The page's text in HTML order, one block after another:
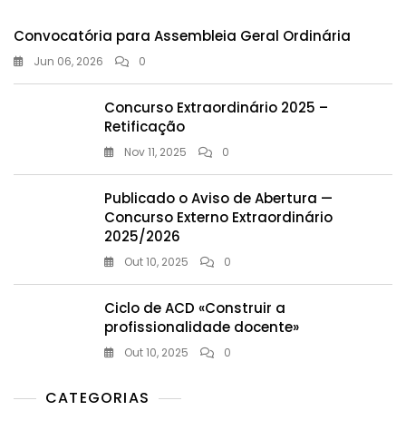
Convocatória para Assembleia Geral Ordinária
Jun 06, 2026 0
Concurso Extraordinário 2025 –
Retificação
Nov 11, 2025 0
Publicado o Aviso de Abertura —
Concurso Externo Extraordinário
2025/2026
Out 10, 2025 0
Ciclo de ACD «Construir a
profissionalidade docente»
Out 10, 2025 0
CATEGORIAS